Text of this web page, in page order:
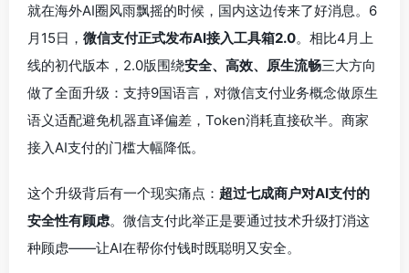
就在海外AI圈风雨飘摇的时候，国内这边传来了好消息。6
月15日， 微信支付正式发布AI接入工具箱2.0。相比4月上
线的初代版本，2.0版围绕安全、高效、原生流畅三大方向
做了全面升级：支持9国语言，对微信支付业务概念做原生
语义适配避免机器直译偏差，Token消耗直接砍半。商家
接入AI支付的门槛大幅降低。
这个升级背后有一个现实痛点： 超过七成商户对AI支付的
安全性有顾虑。微信支付此举正是要通过技术升级打消这
种顾虑——让AI在帮你付钱时既聪明又安全。